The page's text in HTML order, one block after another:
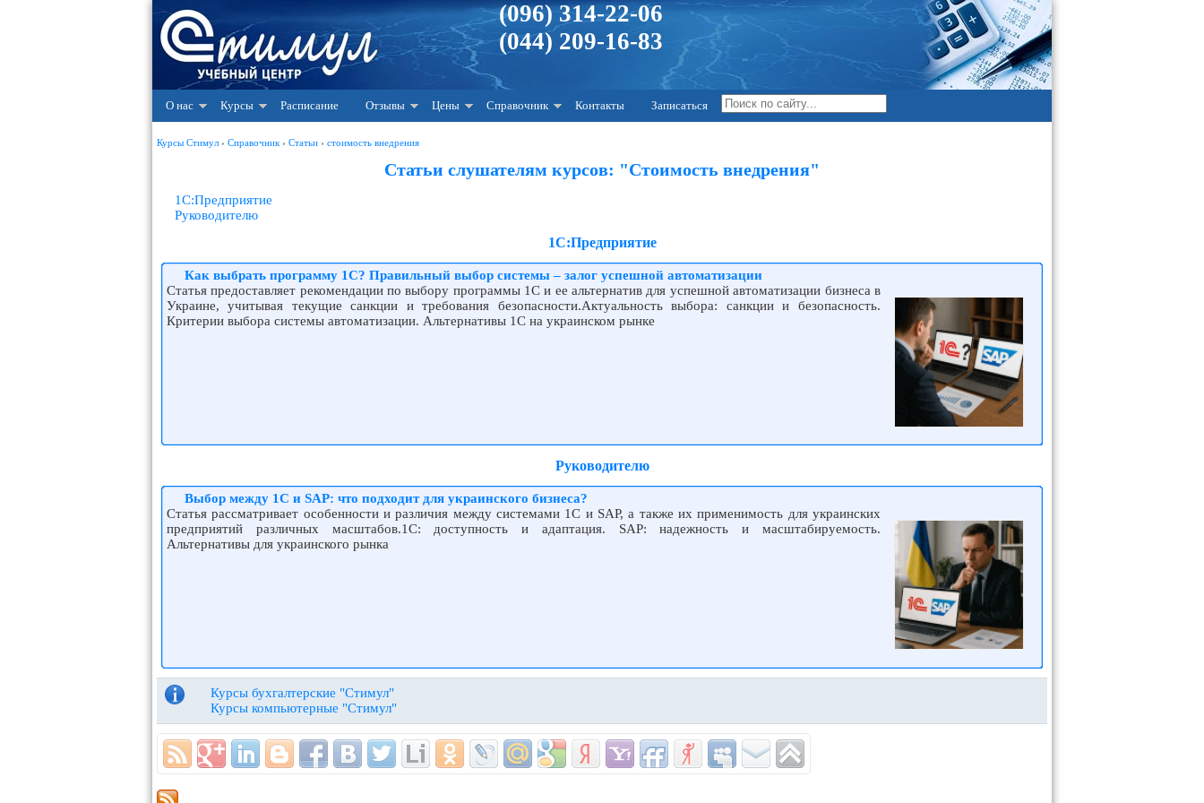
(096) 314-22-06
(044) 209-16-83
О нас Курсы Расписание Отзывы Цены Справочник Контакты Записаться
Курсы Стимул › Справочник › Статьи › стоимость внедрения
Статьи слушателям курсов: "Стоимость внедрения"
1С:Предприятие
Руководителю
1С:Предприятие
Как выбрать программу 1С? Правильный выбор системы – залог успешной автоматизации
Статья предоставляет рекомендации по выбору программы 1С и ее альтернатив для успешной автоматизации бизнеса в
Украине, учитывая текущие санкции и требования безопасности.Актуальность выбора: санкции и безопасность.
Критерии выбора системы автоматизации. Альтернативы 1С на украинском рынке
Руководителю
Выбор между 1С и SAP: что подходит для украинского бизнеса?
Статья рассматривает особенности и различия между системами 1С и SAP, а также их применимость для украинских
предприятий различных масштабов.1С: доступность и адаптация. SAP: надежность и масштабируемость.
Альтернативы для украинского рынка
Курсы бухгалтерские "Стимул"
Курсы компьютерные "Стимул"